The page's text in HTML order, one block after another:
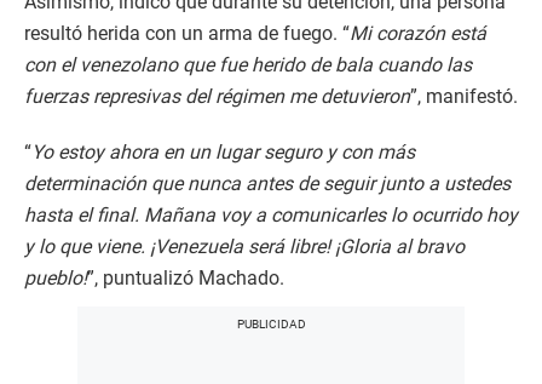
resultó herida con un arma de fuego. “Mi corazón está
con el venezolano que fue herido de bala cuando las
fuerzas represivas del régimen me detuvieron”, manifestó.
“Yo estoy ahora en un lugar seguro y con más
determinación que nunca antes de seguir junto a ustedes
hasta el final. Mañana voy a comunicarles lo ocurrido hoy
y lo que viene. ¡Venezuela será libre! ¡Gloria al bravo
pueblo!”, puntualizó Machado.